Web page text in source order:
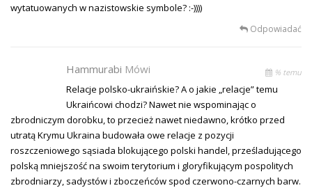
wytatuowanych w nazistowskie symbole? :-))))
Odpowiadać
Hammurabi Mówi % temu
Relacje polsko-ukraińskie? A o jakie „relacje” temu
Ukraińcowi chodzi? Nawet nie wspominając o
zbrodniczym dorobku, to przecież nawet niedawno, krótko przed
utratą Krymu Ukraina budowała owe relacje z pozycji
roszczeniowego sąsiada blokującego polski handel, prześladującego
polską mniejszość na swoim terytorium i gloryfikującym pospolitych
zbrodniarzy, sadystów i zboczeńców spod czerwono-czarnych barw.